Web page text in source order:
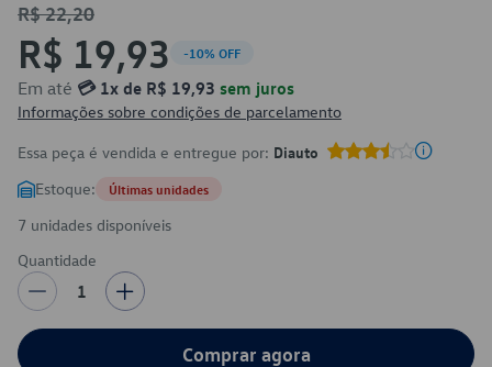
R$ 22,20
R$ 19,93 -10% OFF
Em até 💳 1x de R$ 19,93 sem juros
Informações sobre condições de parcelamento
Essa peça é vendida e entregue por: Diauto
Estoque: Últimas unidades
7 unidades disponíveis
Quantidade
1
Comprar agora